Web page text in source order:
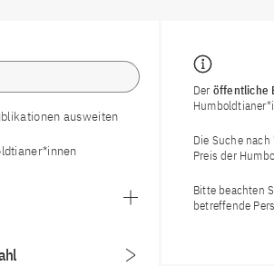
ausweiten
Der öffentliche
Die Suche nach
Preis der
Bitte beachten
betreffende